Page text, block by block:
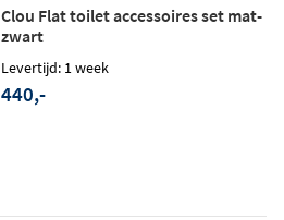
Clou Flat toilet accessoires set mat-
zwart
Levertijd: 1 week
440,-